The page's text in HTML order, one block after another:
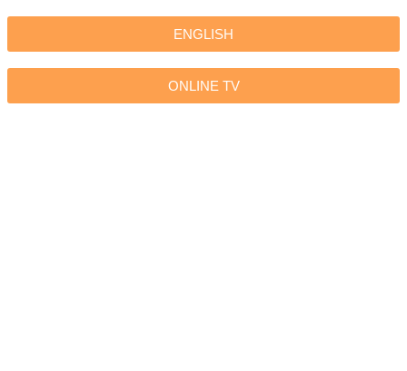
ENGLISH
ONLINE TV